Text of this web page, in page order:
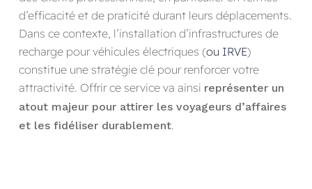
d’efficacité et de praticité durant leurs déplacements.
Dans ce contexte, l’installation d’infrastructures de
recharge pour véhicules électriques (ou IRVE)
constitue une stratégie clé pour renforcer votre
attractivité. Offrir ce service va ainsi représenter un
atout majeur pour attirer les voyageurs d’affaires
et les fidéliser durablement.